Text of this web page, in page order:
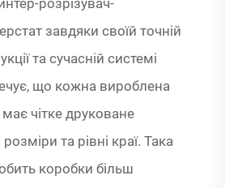
завдяки своїй точній
та сучасній системі
що кожна вироблена
чітке друковане
та рівні краї. Така
коробки більш